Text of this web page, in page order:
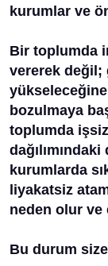
kurumlar ve
Bir toplumda
vererek değil;
bozulmaya
toplumda
kurumlarda
liyakatsiz
neden olur ve
Bu durum